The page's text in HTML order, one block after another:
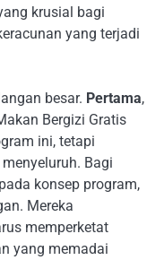
krusial bagi
yang terjadi
besar. Pertama,
Bergizi Gratis
ini, tetapi
Bagi
konsep program,
Mereka
memperketat
yang memadai